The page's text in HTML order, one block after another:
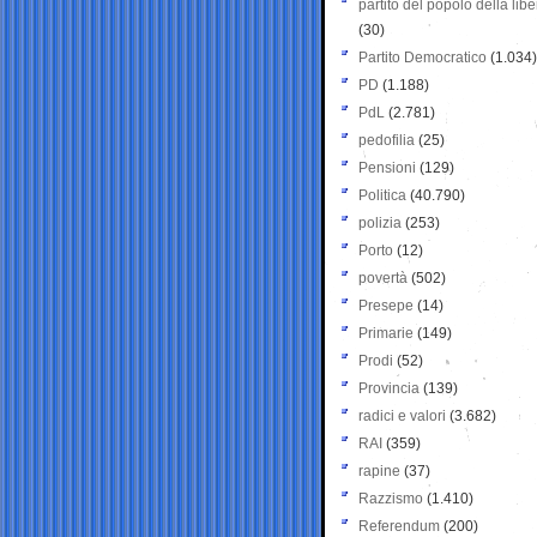
partito del popolo della
(30)
Partito Democratico (1.034)
PD (1.188)
PdL (2.781)
pedofilia (25)
Pensioni (129)
Politica (40.790)
polizia (253)
Porto (12)
povertà (502)
Presepe (14)
Primarie (149)
Prodi (52)
Provincia (139)
radici e valori (3.682)
RAI (359)
rapine (37)
Razzismo (1.410)
Referendum (200)